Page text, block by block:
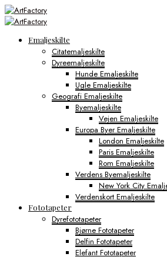
Emaljeskilte
Citatemaljeskilte
Dyreemaljeskilte
Hunde Emaljeskilte
Ugle Emaljeskilte
Geografi Emaljeskilte
Byemaljeskilte
Vejen Emaljeskilte
Europa Byer Emaljeskilte
London Emaljeskilte
Paris Emaljeskilte
Rom Emaljeskilte
Verdens Byemaljeskilte
New York City
Verdenskort Emaljeskilte
Fototapeter
Dyrefototapeter
Bjørne Fototapeter
Delfin Fototapeter
Elefant Fototapeter